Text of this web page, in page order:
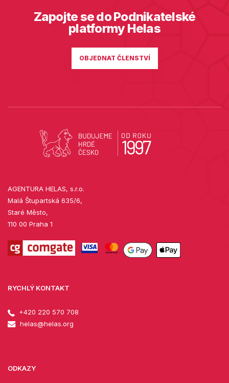
Zapojte se do Podnikatelské
platformy Helas
OBJEDNAT ČLENSTVÍ
AGENTURA HELAS, s.r.o.
Malá Štupartská 635/6,
Staré Město,
110 00 Praha 1
RYCHLÝ KONTAKT
+420 220 570 708
helas@helas.org
ODKAZY